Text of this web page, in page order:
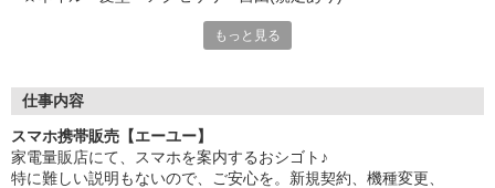
各キャリアの新機種が特別価格で購入OK！！
特別割引価格でご利用可能☆☆
お得に過ごしたいあなたの味方です♪
もっと見る
仕事内容
スマホ携帯販売【エーユー】
家電量販店にて、スマホを案内するおシゴト♪
特に難しい説明もないので、ご安心を。新規契約、機種変更、